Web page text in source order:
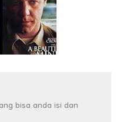
bisa anda isi dan